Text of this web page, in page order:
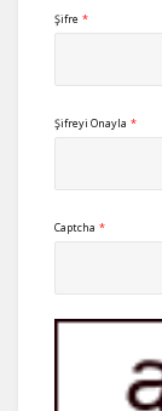
Şifre *
Şifreyi Onayla *
Captcha *